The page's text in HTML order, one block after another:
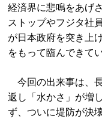
経済界に悲鳴をあげ
ストップやフジタ社
が日本政府を突き上
をもって臨んできて
今回の出来事は、
返し「水かさ」が増
ず、ついに堤防が決